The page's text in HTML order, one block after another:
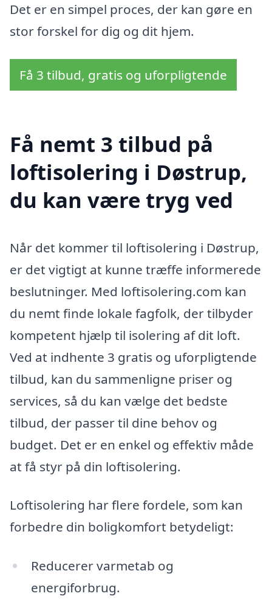
Det er en simpel proces, der kan gøre en
stor forskel for dig og dit hjem.
Få 3 tilbud, gratis og uforpligtende
Få nemt 3 tilbud på
loftisolering i Døstrup,
du kan være tryg ved
Når det kommer til loftisolering i Døstrup,
er det vigtigt at kunne træffe informerede
beslutninger. Med loftisolering.com kan
du nemt finde lokale fagfolk, der tilbyder
kompetent hjælp til isolering af dit loft.
Ved at indhente 3 gratis og uforpligtende
tilbud, kan du sammenligne priser og
services, så du kan vælge det bedste
tilbud, der passer til dine behov og
budget. Det er en enkel og effektiv måde
at få styr på din loftisolering.
Loftisolering har flere fordele, som kan
forbedre din boligkomfort betydeligt:
Reducerer varmetab og
energiforbrug.